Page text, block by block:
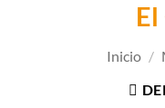
Inicio /